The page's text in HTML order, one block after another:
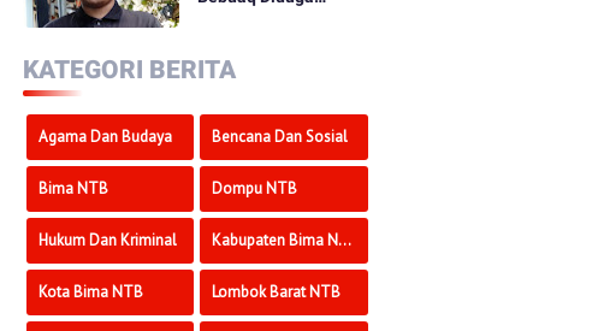
KATEGORI BERITA
Agama Dan Budaya Bencana Dan Sosial
Bima NTB Dompu NTB
Hukum Dan Kriminal Kabupaten Bima NTB
Kota Bima NTB Lombok Barat NTB